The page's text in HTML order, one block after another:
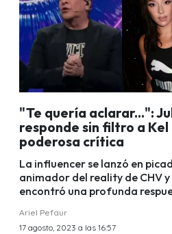
"Te quería aclarar...":
responde sin filtro a
poderosa crítica
La influencer se lanzó en
animador del reality de CHV
encontró una profunda
Ariel Pefaur
17 agosto, 2023 a las 16:57